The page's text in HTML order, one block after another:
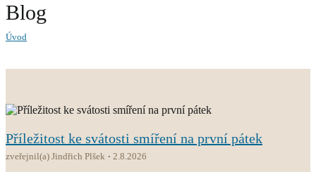
Blog
Úvod
Příležitost ke svátosti smíření na první pátek
zveřejnil(a) Jindřich Plšek 2.8.2026